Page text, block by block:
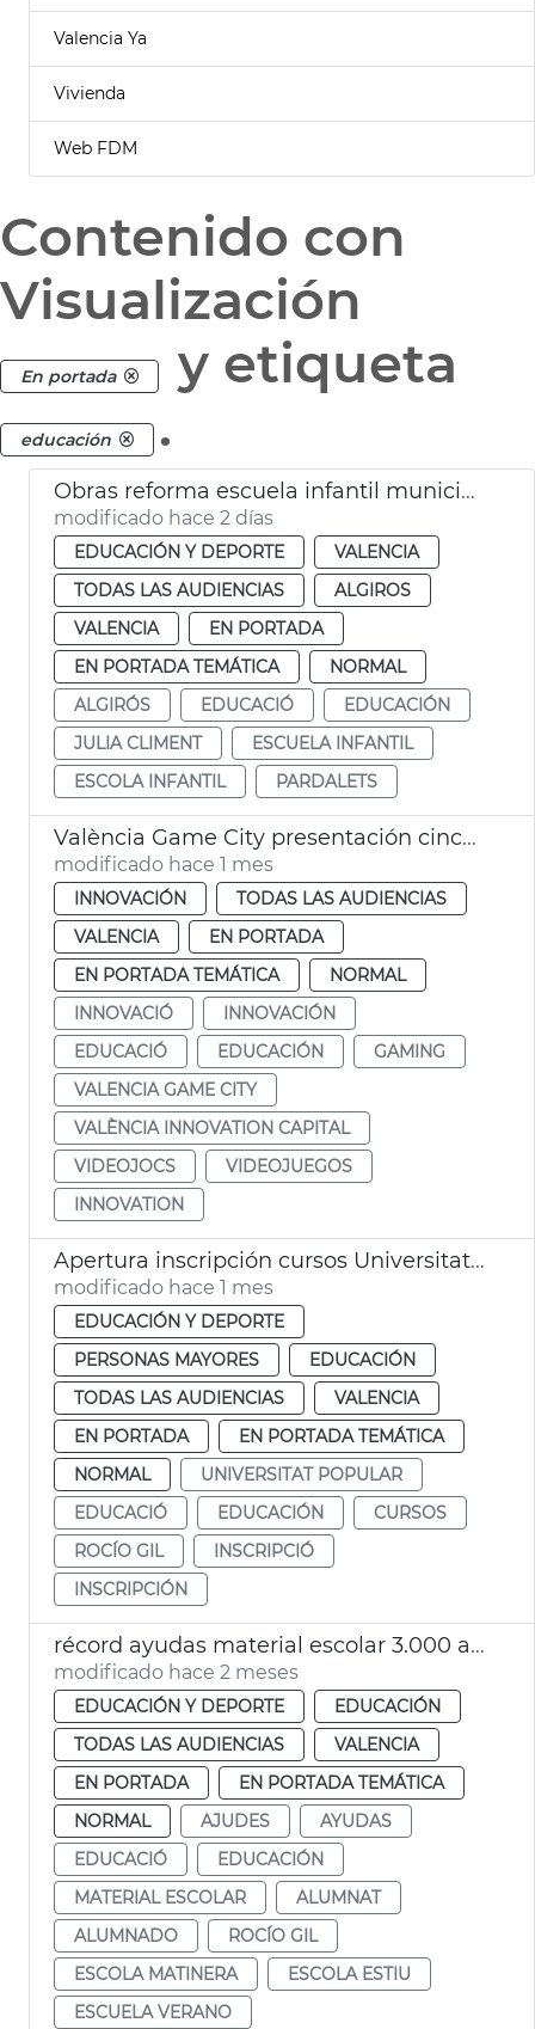
Valencia Ya
Vivienda
Web FDM
Contenido con
Visualización
En portada y etiqueta
educación .
Obras reforma escuela infantil municipal Pardalets
modificado hace 2 días
EDUCACIÓN Y DEPORTE
VALENCIA
TODAS LAS AUDIENCIAS
ALGIROS
VALENCIA
EN PORTADA
EN PORTADA TEMÁTICA
NORMAL
ALGIRÓS
EDUCACIÓ
EDUCACIÓN
JULIA CLIMENT
ESCUELA INFANTIL
ESCOLA INFANTIL
PARDALETS
València Game City presentación cinco proyectes educación con videojuegos
modificado hace 1 mes
INNOVACIÓN
TODAS LAS AUDIENCIAS
VALENCIA
EN PORTADA
EN PORTADA TEMÁTICA
NORMAL
INNOVACIÓ
INNOVACIÓN
EDUCACIÓ
EDUCACIÓN
GAMING
VALENCIA GAME CITY
VALÈNCIA INNOVATION CAPITAL
VIDEOJOCS
VIDEOJUEGOS
INNOVATION
Apertura inscripción cursos Universitat Popular València
modificado hace 1 mes
EDUCACIÓN Y DEPORTE
PERSONAS MAYORES
EDUCACIÓN
TODAS LAS AUDIENCIAS
VALENCIA
EN PORTADA
EN PORTADA TEMÁTICA
NORMAL
UNIVERSITAT POPULAR
EDUCACIÓ
EDUCACIÓN
CURSOS
ROCÍO GIL
INSCRIPCIÓ
INSCRIPCIÓN
récord ayudas material escolar 3.000 alumnos València
modificado hace 2 meses
EDUCACIÓN Y DEPORTE
EDUCACIÓN
TODAS LAS AUDIENCIAS
VALENCIA
EN PORTADA
EN PORTADA TEMÁTICA
NORMAL
AJUDES
AYUDAS
EDUCACIÓ
EDUCACIÓN
MATERIAL ESCOLAR
ALUMNAT
ALUMNADO
ROCÍO GIL
ESCOLA MATINERA
ESCOLA ESTIU
ESCUELA VERANO